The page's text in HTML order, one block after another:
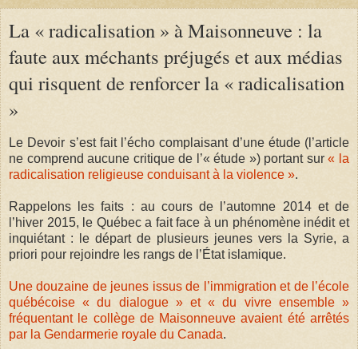
La « radicalisation » à Maisonneuve : la
faute aux méchants préjugés et aux médias
qui risquent de renforcer la « radicalisation
»
Le Devoir s’est fait l’écho complaisant d’une étude (l’article
ne comprend aucune critique de l’« étude ») portant sur« la
radicalisation religieuse conduisant à la violence ».
Rappelons les faits : au cours de l’automne 2014 et de
l’hiver 2015, le Québec a fait face à un phénomène inédit et
inquiétant : le départ de plusieurs jeunes vers la Syrie, a
priori pour rejoindre les rangs de l’État islamique.
Une douzaine de jeunes issus de l’immigration et de l’école
québécoise « du dialogue » et « du vivre ensemble »
fréquentant le collège de Maisonneuve avaient été arrêtés
par la Gendarmerie royale du Canada.